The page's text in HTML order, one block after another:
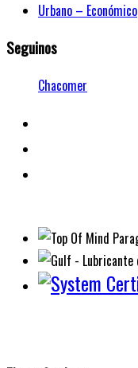
Urbano – Económico
Seguinos
Chacomer